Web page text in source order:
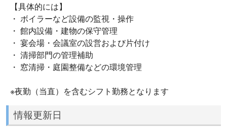
【具体的には】
・ ボイラーなど設備の監視・操作
・ 館内設備・建物の保守管理
・ 宴会場・会議室の設営および片付け
・ 清掃部門の管理補助
・ 窓清掃・庭園整備などの環境管理
※夜勤（当直）を含むシフト勤務となります
情報更新日